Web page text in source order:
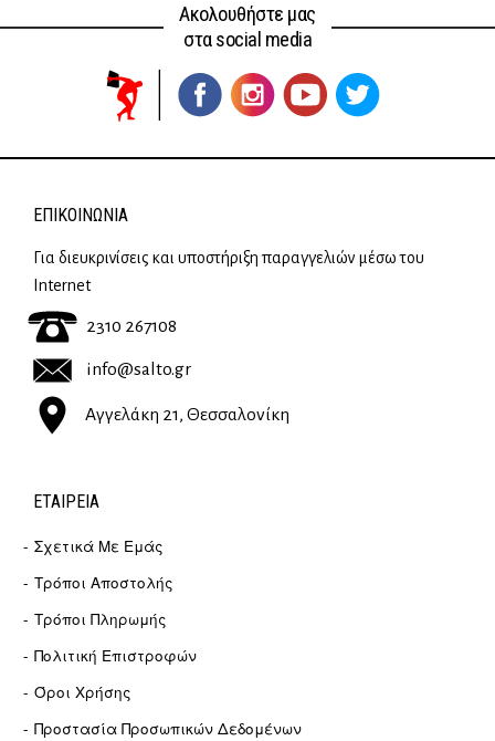
10,00 €.
Ακολουθήστε μας
στα social media
ΕΠΙΚΟΙΝΩΝΊΑ
Για διευκρινίσεις και υποστήριξη παραγγελιών μέσω του
Internet
2310 267108
info@salto.gr
Αγγελάκη 21, Θεσσαλονίκη
ΕΤΑΙΡΕΊΑ
Σχετικά Με Εμάς
Τρόποι Αποστολής
Τρόποι Πληρωμής
Πολιτική Επιστροφών
Όροι Χρήσης
Προστασία Προσωπικών Δεδομένων